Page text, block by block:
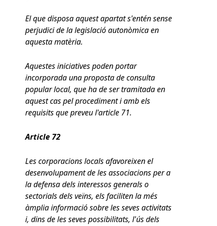
El que disposa aquest apartat s'entén sense
perjudici de la legislació autonòmica en
aquesta matèria.
Aquestes iniciatives poden portar
incorporada una proposta de consulta
popular local, que ha de ser tramitada en
aquest cas pel procediment i amb els
requisits que preveu l'article 71.
Article 72
Les corporacions locals afavoreixen el
desenvolupament de les associacions per a
la defensa dels interessos generals o
sectorials dels veïns, els faciliten la més
àmplia informació sobre les seves activitats
i, dins de les seves possibilitats, l'ús dels